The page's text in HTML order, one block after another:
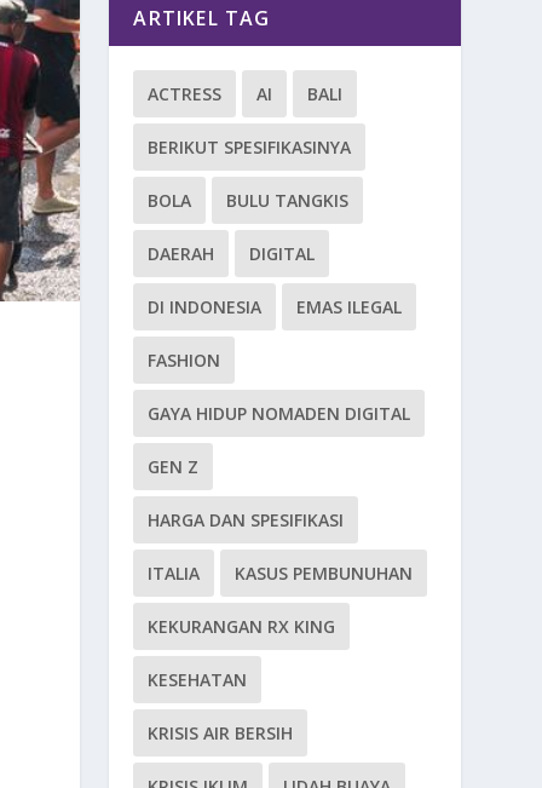
ARTIKEL TAG
ACTRESS AI BALI
BERIKUT SPESIFIKASINYA
BOLA BULU TANGKIS
DAERAH DIGITAL
DI INDONESIA EMAS ILEGAL
FASHION
GAYA HIDUP NOMADEN DIGITAL
GEN Z
HARGA DAN SPESIFIKASI
ITALIA KASUS PEMBUNUHAN
KEKURANGAN RX KING
KESEHATAN
KRISIS AIR BERSIH